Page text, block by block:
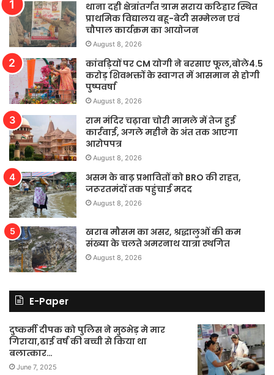
थाना दही क्षेत्रांतर्गत ग्राम सराय कटिहार स्थित
प्राथमिक विद्यालय बहू-बेटी सम्मेलन एवं
चौपाल कार्यक्रम का आयोजन
August 8, 2026
कांवड़ियों पर CM योगी ने बरसाए फूल,बोले4.5
करोड़ शिवभक्तों के स्वागत में आसमान से होगी
पुष्पवर्षा
August 8, 2026
राम मंदिर चढ़ावा चोरी मामले में तेज हुई
कार्रवाई, अगले महीने के अंत तक आएगा
आरोपपत्र
August 8, 2026
असम के बाढ़ प्रभावितों को BRO की राहत,
जरूरतमंदों तक पहुंचाई मदद
August 8, 2026
खराब मौसम का असर, श्रद्धालुओं की कम
संख्या के चलते अमरनाथ यात्रा स्थगित
August 8, 2026
E-Paper
दुष्कर्मी दीपक को पुलिस ने मुठभेड़ मे मार
गिराया,ढाई वर्ष की बच्ची से किया था
बलात्कार…
June 7, 2025